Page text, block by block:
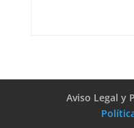
Aviso Legal y